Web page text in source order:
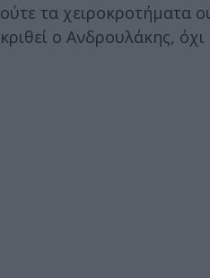
ούτε τα χειροκροτήματα
κριθεί ο Ανδρουλάκης, όχι